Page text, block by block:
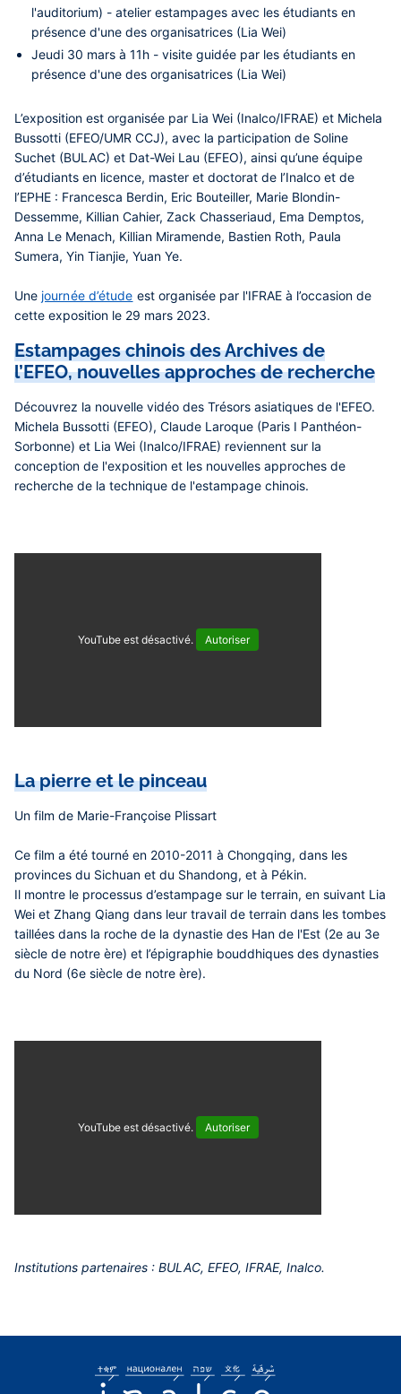
l'auditorium) - atelier estampages avec les étudiants en
présence d'une des organisatrices (Lia Wei)
Jeudi 30 mars à 11h - visite guidée par les étudiants en
présence d'une des organisatrices (Lia Wei)
L’exposition est organisée par Lia Wei (Inalco/IFRAE) et Michela
Bussotti (EFEO/UMR CCJ), avec la participation de Soline
Suchet (BULAC) et Dat-Wei Lau (EFEO), ainsi qu’une équipe
d’étudiants en licence, master et doctorat de l’Inalco et de
l’EPHE : Francesca Berdin, Eric Bouteiller, Marie Blondin-
Dessemme, Killian Cahier, Zack Chasseriaud, Ema Demptos,
Anna Le Menach, Killian Miramende, Bastien Roth, Paula
Sumera, Yin Tianjie, Yuan Ye.
Une journée d’étude est organisée par l'IFRAE à l’occasion de
cette exposition le 29 mars 2023.
Estampages chinois des Archives de
l’EFEO, nouvelles approches de recherche
Découvrez la nouvelle vidéo des Trésors asiatiques de l'EFEO.
Michela Bussotti (EFEO), Claude Laroque (Paris I Panthéon-
Sorbonne) et Lia Wei (Inalco/IFRAE) reviennent sur la
conception de l'exposition et les nouvelles approches de
recherche de la technique de l'estampage chinois.
YouTube est désactivé. Autoriser
La pierre et le pinceau
Un film de Marie-Françoise Plissart
Ce film a été tourné en 2010-2011 à Chongqing, dans les
provinces du Sichuan et du Shandong, et à Pékin.
Il montre le processus d’estampage sur le terrain, en suivant Lia
Wei et Zhang Qiang dans leur travail de terrain dans les tombes
taillées dans la roche de la dynastie des Han de l'Est (2e au 3e
siècle de notre ère) et l’épigraphie bouddhiques des dynasties
du Nord (6e siècle de notre ère).
YouTube est désactivé. Autoriser
Institutions partenaires : BULAC, EFEO, IFRAE, Inalco.